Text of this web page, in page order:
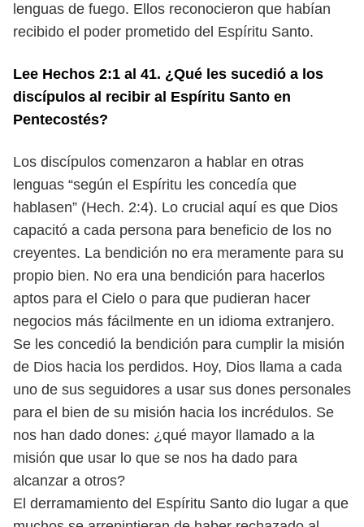
lenguas de fuego. Ellos reconocieron que habían
recibido el poder prometido del Espíritu Santo.
Lee Hechos 2:1 al 41. ¿Qué les sucedió a los
discípulos al recibir al Espíritu Santo en
Pentecostés?
Los discípulos comenzaron a hablar en otras
lenguas “según el Espíritu les concedía que
hablasen” (Hech. 2:4). Lo crucial aquí es que Dios
capacitó a cada persona para beneficio de los no
creyentes. La bendición no era meramente para su
propio bien. No era una bendición para hacerlos
aptos para el Cielo o para que pudieran hacer
negocios más fácilmente en un idioma extranjero.
Se les concedió la bendición para cumplir la misión
de Dios hacia los perdidos. Hoy, Dios llama a cada
uno de sus seguidores a usar sus dones personales
para el bien de su misión hacia los incrédulos. Se
nos han dado dones: ¿qué mayor llamado a la
misión que usar lo que se nos ha dado para
alcanzar a otros?
El derramamiento del Espíritu Santo dio lugar a que